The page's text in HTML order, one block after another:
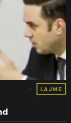
LAJME